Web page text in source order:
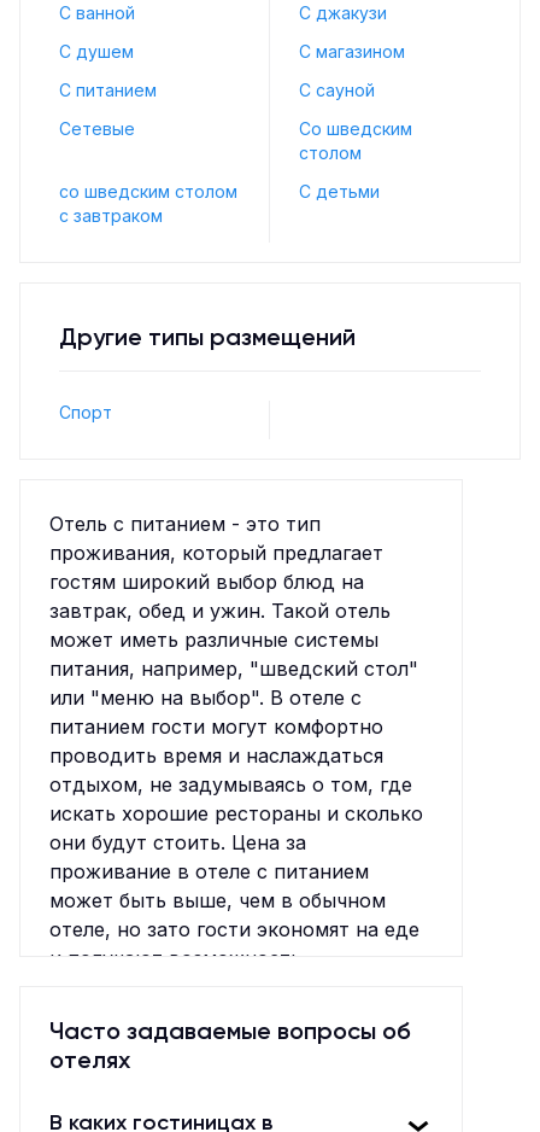
С ванной
С джакузи
С душем
С магазином
С питанием
С сауной
Сетевые
Со шведским
столом
со шведским столом
с завтраком
С детьми
Другие типы размещений
Спорт
Отель с питанием - это тип
проживания, который предлагает
гостям широкий выбор блюд на
завтрак, обед и ужин. Такой отель
может иметь различные системы
питания, например, "шведский стол"
или "меню на выбор". В отеле с
питанием гости могут комфортно
проводить время и наслаждаться
отдыхом, не задумываясь о том, где
искать хорошие рестораны и сколько
они будут стоить. Цена за
проживание в отеле с питанием
может быть выше, чем в обычном
отеле, но зато гости экономят на еде
и получают возможность
выходя из отеля. Кроме того, отель с
питанием может предлагать
различные услуги для отдыха,
Часто задаваемые вопросы об
отелях
В каких гостиницах в